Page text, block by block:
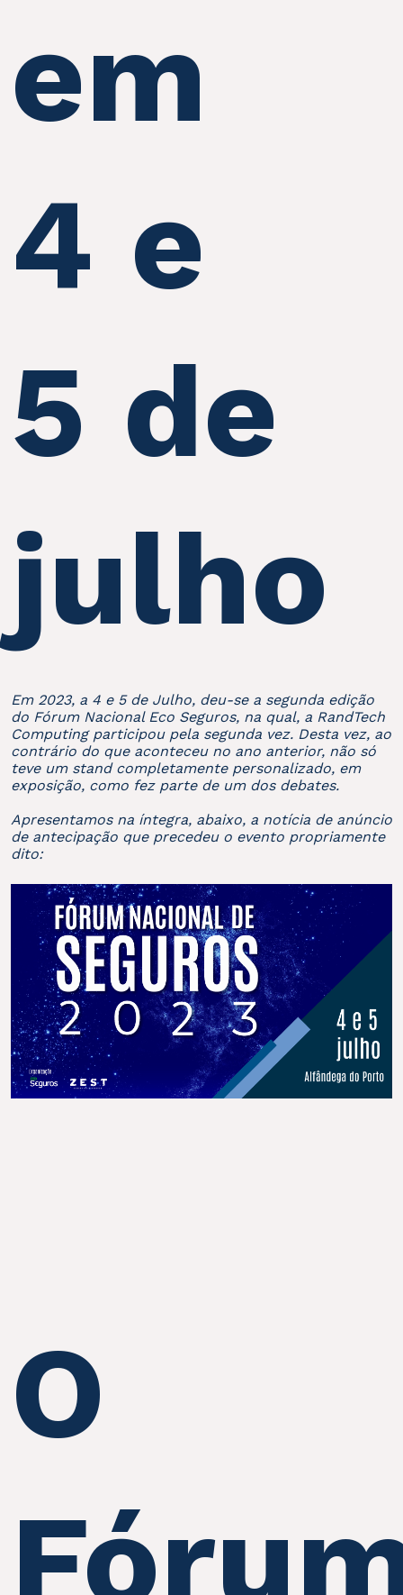
em
4 e
5 de
julho
Em 2023, a 4 e 5 de Julho, deu-se a segunda edição
do Fórum Nacional Eco Seguros, na qual, a RandTech
Computing participou pela segunda vez. Desta vez, ao
contrário do que aconteceu no ano anterior, não só
teve um stand completamente personalizado, em
exposição, como fez parte de um dos debates.
Apresentamos na íntegra, abaixo, a notícia de anúncio
de antecipação que precedeu o evento propriamente
dito:
O